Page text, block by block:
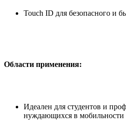
Touch ID для безопасного и
Области применения:
Идеален для студентов и
нуждающихся в мобильности